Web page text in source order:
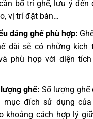
bố trí ghế, lưu ý đến
vị trí đặt bàn…
dáng ghế phù hợp:
dài sẽ có những kích
phù hợp với diện
ghế: Số lượng ghế
mục đích sử dụng của
khoảng cách hợp lý